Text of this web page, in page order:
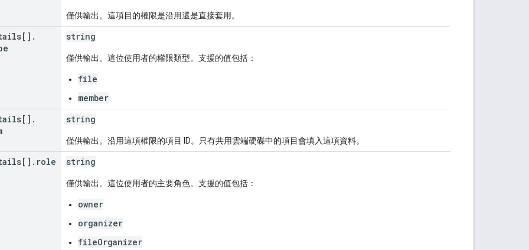
僅供輸出。這項目的權限是沿用還是直接套用。
.
string
僅供輸出。這位使用者的權限類型。支援的值包括：
file
member
.
string
僅供輸出。沿用這項權限的項目 ID。只有共用雲端硬碟中的項目會填入這項資料。
. role string
僅供輸出。這位使用者的主要角色。支援的值包括：
owner
organizer
fileOrganizer